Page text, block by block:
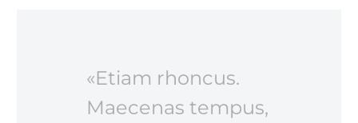
«Etiam rhoncus.
Maecenas tempus,